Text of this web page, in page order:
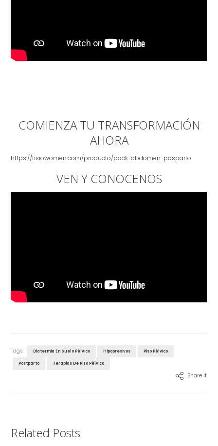
COMIENZA TU TRANSFORMACIÓN
AHORA
https://fisiowomen.com/producto/pack-abdomen-posparto
VEN Y CONOCENOS
Tags: Diatermia En Suelo Pélvico Hipopresivos Piso Pélvico
Postparto Terapias De Piso Pélvico
Share It
Related Posts